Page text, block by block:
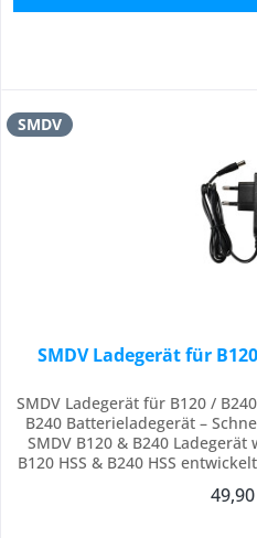
SMDV
SMDV Ladegerät für
SMDV Ladegerät für B120 /
B240 Batterieladegerät –
SMDV B120 & B240
B120 HSS & B240 HSS
einsatzbereit und verpassen